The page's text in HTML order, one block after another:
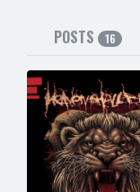
POSTS 16